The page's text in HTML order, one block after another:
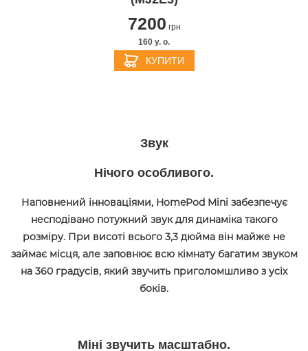
7200 грн
160 y. о.
КУПИТИ
Звук
Нічого особливого.
Наповнений інноваціями, HomePod Mini забезпечує
несподівано потужний звук для динаміка такого
розміру. При висоті всього 3,3 дюйма він майже не
займає місця, але заповнює всю кімнату багатим звуком
на 360 градусів, який звучить приголомшливо з усіх
боків.
Міні звучить масштабно.